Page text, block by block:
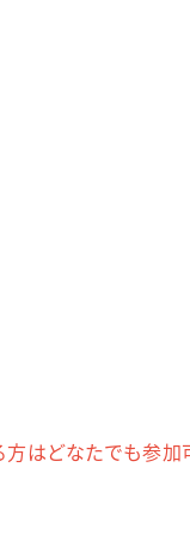
はどなたでも参加